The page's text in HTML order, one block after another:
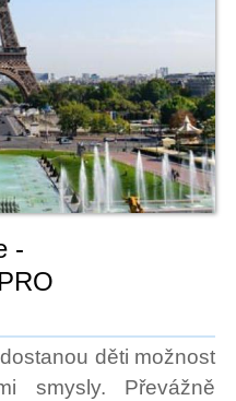
-
děti možnost
smysly. Převážně